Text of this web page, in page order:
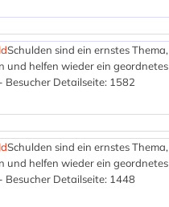
Schulden sind ein ernstes
und helfen wieder ein
Detailseite: 1582
Schulden sind ein ernstes
und helfen wieder ein
Besucher Detailseite: 1448